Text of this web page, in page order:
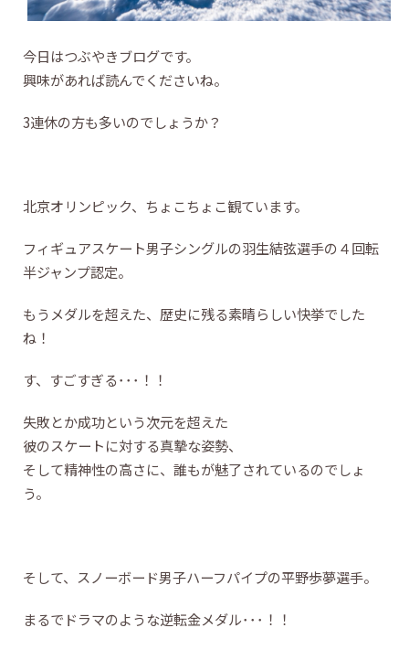
今日はつぶやきブログです。
興味があれば読んでくださいね。
3連休の方も多いのでしょうか？
北京オリンピック、ちょこちょこ観ています。
フィギュアスケート男子シングルの羽生結弦選手の４回転
半ジャンプ認定。
もうメダルを超えた、歴史に残る素晴らしい快挙でした
ね！
す、すごすぎる･･･！！
失敗とか成功という次元を超えた
彼のスケートに対する真摯な姿勢、
そして精神性の高さに、誰もが魅了されているのでしょ
う。
そして、スノーボード男子ハーフパイプの平野歩夢選手。
まるでドラマのような逆転金メダル･･･！！